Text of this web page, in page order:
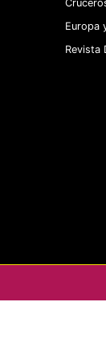
Europa
Revista